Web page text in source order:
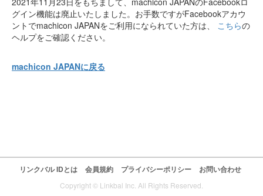
グイン機能は廃止いたしました。お手数ですがFacebookアカウ
ントでmachicon JAPANをご利用になられていた方は、 こちらの
ヘルプをご確認ください。
machicon JAPANに戻る
リンクバル IDとは 会員規約 プライバシーポリシー お問い合わせ
Copyright © Linkbal Inc. All Rights Reserved.